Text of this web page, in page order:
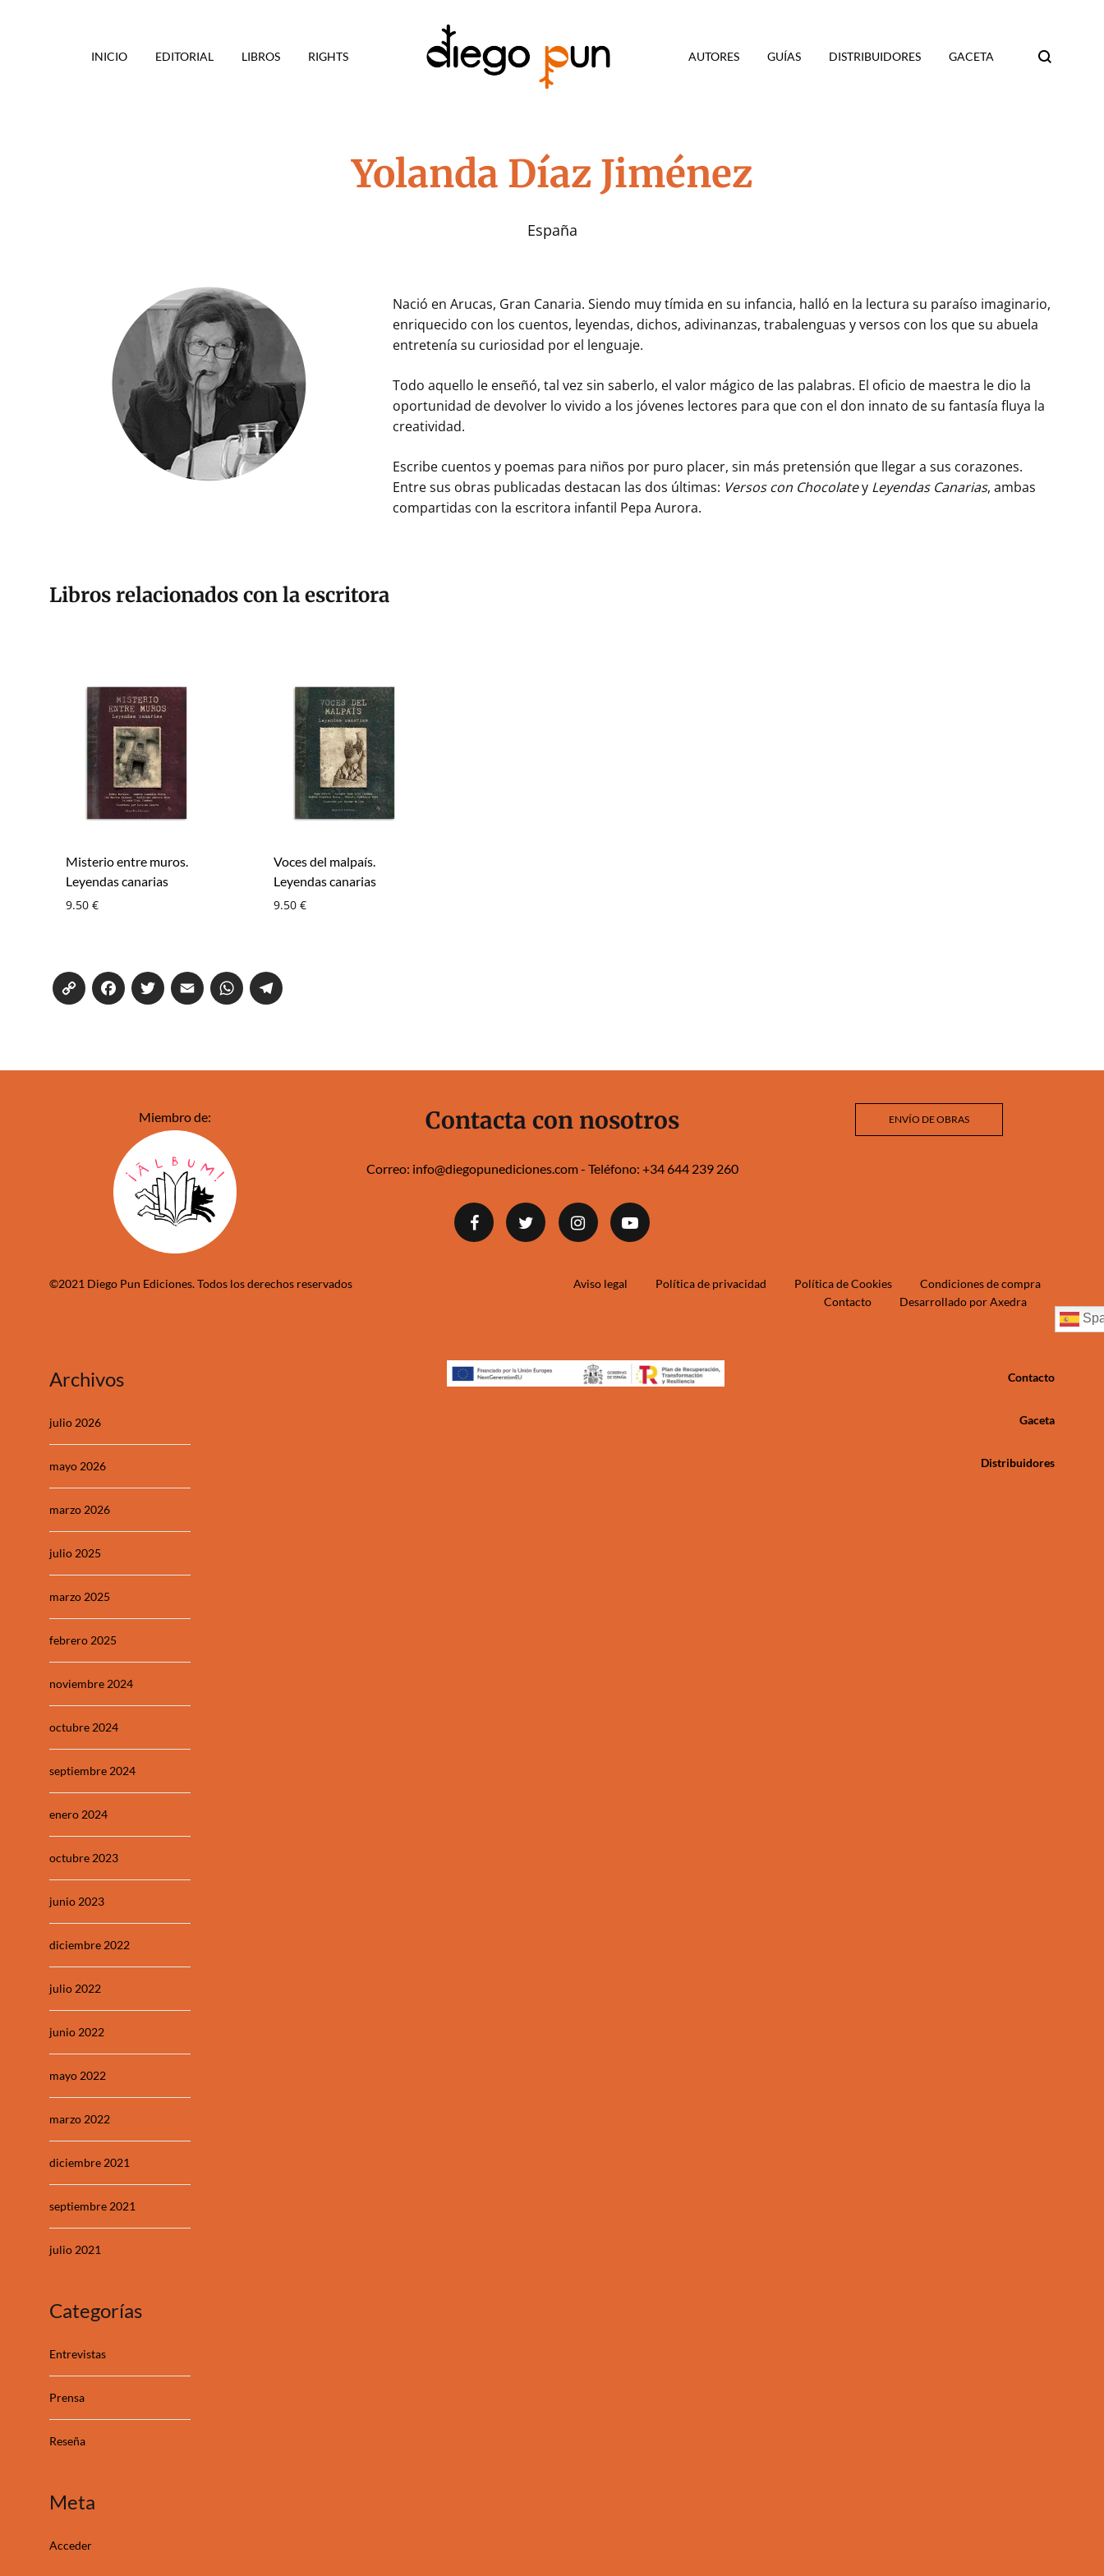
INICIO EDITORIAL LIBROS RIGHTS
Diego
Editorial
juveniles
AUTORES GUÍAS DISTRIBUIDORES GACETA Search
Yolanda Díaz Jiménez
España
Nació en Arucas, Gran Canaria. Siendo muy tímida en su infancia, halló en la lectura su paraíso imaginario,
enriquecido con los cuentos, leyendas, dichos, adivinanzas, trabalenguas y versos con los que su abuela
entretenía su curiosidad por el lenguaje.
Todo aquello le enseñó, tal vez sin saberlo, el valor mágico de las palabras. El oficio de maestra le dio la
oportunidad de devolver lo vivido a los jóvenes lectores para que con el don innato de su fantasía fluya la
creatividad.
Escribe cuentos y poemas para niños por puro placer, sin más pretensión que llegar a sus corazones.
Entre sus obras publicadas destacan las dos últimas: Versos con Chocolatey Leyendas Canarias, ambas
compartidas con la escritora infantil Pepa Aurora.
Libros relacionados con la escritora
Misterio entre muros.
Leyendas canarias
9.50 €
Voces del malpaís.
Leyendas canarias
9.50 €
Co
py
nk
Fa
ce
ok
T
wi
r
E
m
W
ha
Apa
Miembro de: Contacta con nosotros
Correo: info@diegopunediciones.com- Teléfono: +34 644 239 260‬‬
ENVÍO DE OBRAS
©2021 Diego Pun Ediciones. Todos los derechos reservados Aviso legal Política de privacidad Política de Cookies
Condiciones de compra
Contacto
Desarrollado por Axedra
Archivos
julio 2026
mayo 2026
marzo 2026
julio 2025
marzo 2025
febrero 2025
noviembre 2024
octubre 2024
septiembre 2024
enero 2024
octubre 2023
junio 2023
diciembre 2022
julio 2022
junio 2022
mayo 2022
marzo 2022
diciembre 2021
septiembre 2021
julio 2021
Categorías
Entrevistas
Prensa
Reseña
Meta
Acceder
Contacto
Gaceta
Distribuidores